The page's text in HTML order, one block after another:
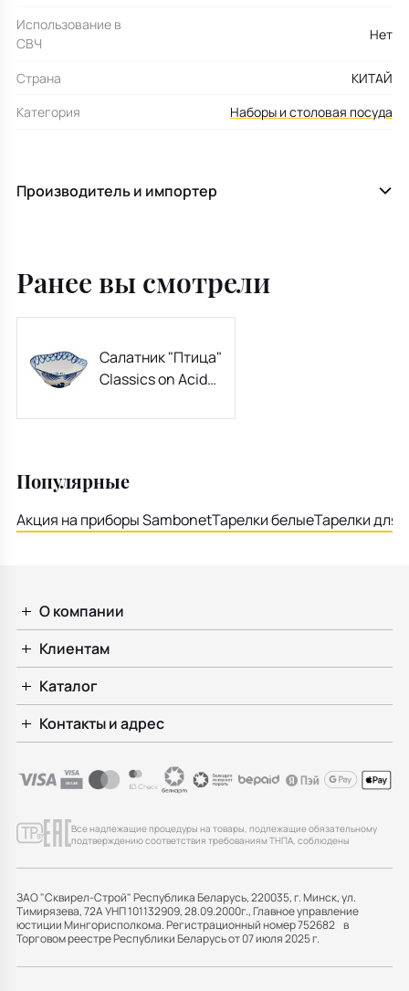
Использование в
СВЧ
Нет
Страна
КИТАЙ
Категория
Наборы и столовая посуда
Производитель и импортер
Ранее вы смотрели
Салатник "Птица"
Classics on Acid
Популярные
Акция на приборы SambonetТарелки белыеТарелки для
О компании
Клиентам
Каталог
Контакты и адрес
Все надлежащие процедуры на товары, подлежащие обязательному
подтверждению соответствия требованиям ТНПА, соблюдены
ЗАО "Сквирел-Строй" Республика Беларусь, 220035, г. Минск, ул.
Тимирязева, 72А УНП 101132909, 28.09.2000г., Главное управление
юстиции Мингорисполкома. Регистрационный номер 752682 в
Торговом реестре Республики Беларусь от 07 июля 2025 г.